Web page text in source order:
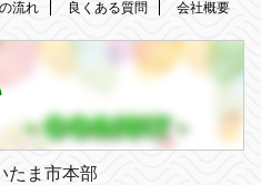
流れ 良くある質問 会社概要
ま市本部